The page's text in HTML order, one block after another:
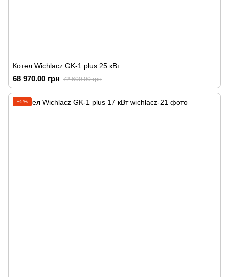
Котел Wichlacz GK-1 plus 25 кВт
68 970.00 грн 72 600.00 грн
−5%